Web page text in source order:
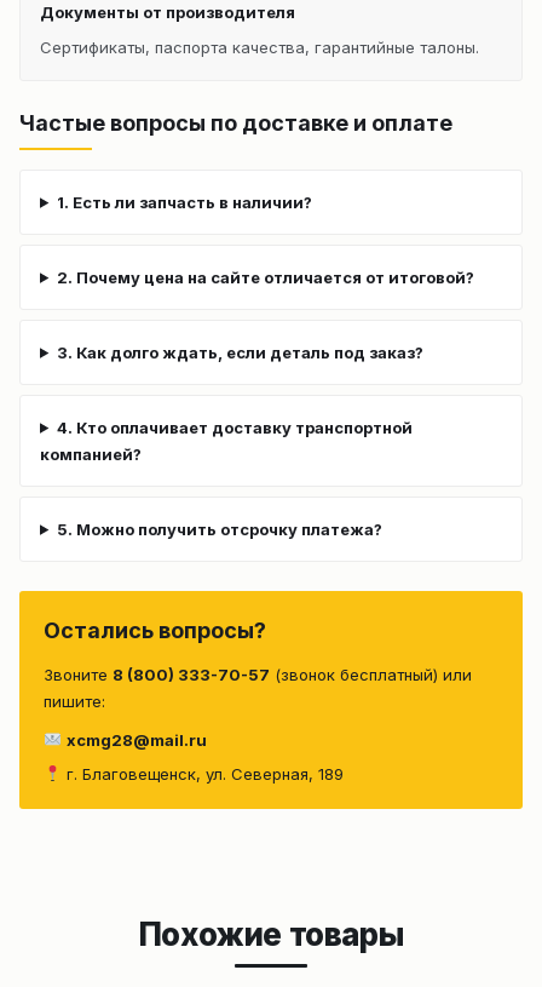
Документы от производителя
Сертификаты, паспорта качества, гарантийные талоны.
Частые вопросы по доставке и оплате
1. Есть ли запчасть в наличии?
2. Почему цена на сайте отличается от итоговой?
3. Как долго ждать, если деталь под заказ?
4. Кто оплачивает доставку транспортной
компанией?
5. Можно получить отсрочку платежа?
Остались вопросы?
Звоните 8 (800) 333-70-57 (звонок бесплатный) или
пишите:
xcmg28@mail.ru
г. Благовещенск, ул. Северная, 189
Похожие товары